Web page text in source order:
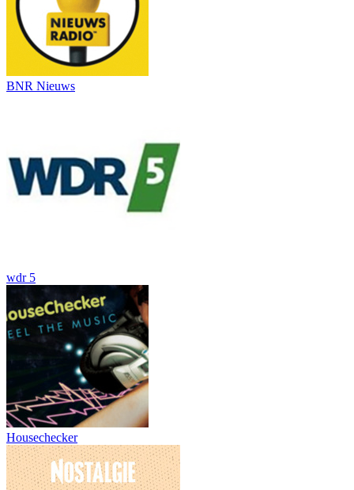
BNR Nieuws
wdr 5
Housechecker